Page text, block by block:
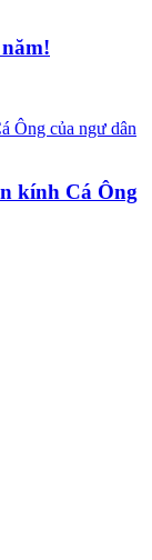
kính Cá Ông